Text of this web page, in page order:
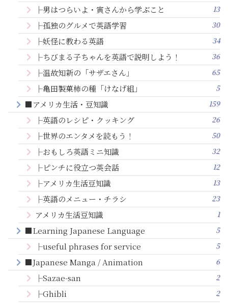
├男はつらいよ・寅さんから学ぶこと 13
├孤独のグルメで英語学習 30
├妖怪に教わる英語 34
├ちびまる子ちゃんを英語で説明しよう！ 36
├温故知新の「サザエさん」 65
├亀田製菓柿の種「けなげ組」 5
■アメリカ生活・豆知識 159
├英語のレシピ・クッキング 26
├世界のエンタメを読もう！ 50
├おもしろ英語ミニ知識 32
├ピンチに役立つ英会話 12
├アメリカ生活豆知識 13
├英語のメニュー・チラシ 23
アメリカ生活豆知識 1
■Learning Japanese Language 5
├useful phrases for service 5
■Japanese Manga / Animation 6
├Sazae-san 2
├Ghibli 2